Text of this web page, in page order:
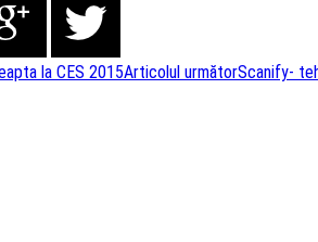
la CES 2015Articolul următorScanify-